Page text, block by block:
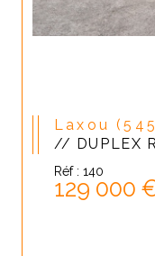
Laxou
// DUPLEX
Réf : 140
129 000